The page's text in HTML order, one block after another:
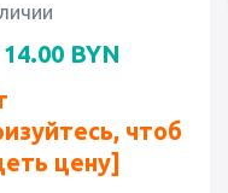
14.00 BYN
чтоб
цену]